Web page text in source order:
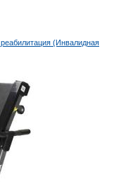
(Инвалидная